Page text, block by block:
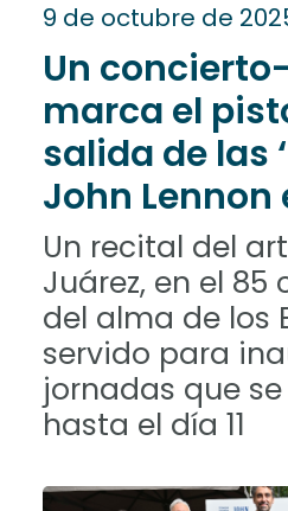
9 de octubre de
Un
marca el
salida de las
John Lennon
Un recital del
Juárez, en el 85
del alma de los
servido para
jornadas que
hasta el día 11